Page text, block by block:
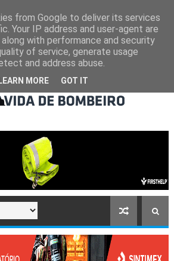
from Google to deliver its services
Your IP address and user-agent are
with performance and security
of service, generate usage
and address abuse.
LEARN MORE GOT IT